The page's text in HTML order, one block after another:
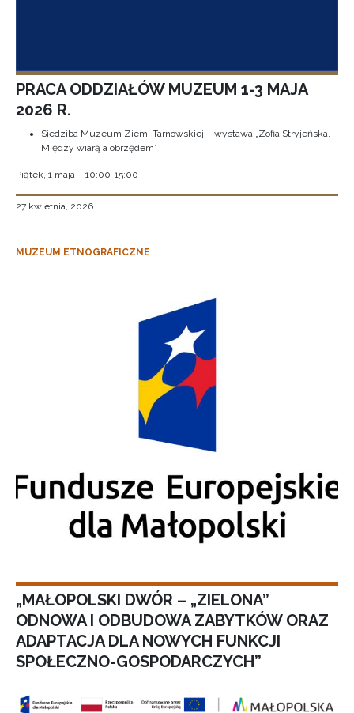
PRACA ODDZIAŁÓW MUZEUM 1-3 MAJA
2026 R.
Siedziba Muzeum Ziemi Tarnowskiej – wystawa „Zofia Stryjeńska.
Między wiarą a obrzędem”
Piątek, 1 maja – 10:00-15:00
27 kwietnia, 2026
MUZEUM ETNOGRAFICZNE
„MAŁOPOLSKI DWÓR – „ZIELONA”
ODNOWA I ODBUDOWA ZABYTKÓW ORAZ
ADAPTACJA DLA NOWYCH FUNKCJI
SPOŁECZNO-GOSPODARCZYCH”